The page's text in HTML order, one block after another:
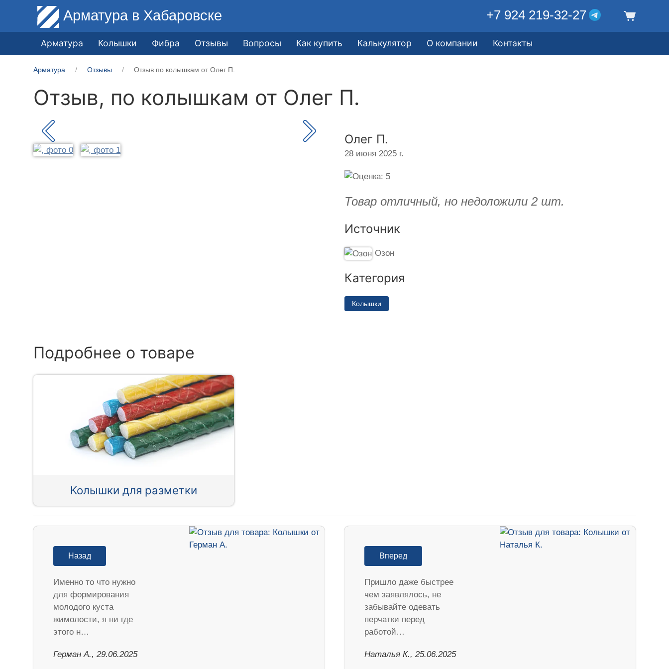
Арматура в Хабаровске +7 924 219-32-27
Арматура Колышки Фибра Отзывы Вопросы Как купить Калькулятор О компании Контакты
Арматура Отзывы Отзыв по колышкам от Олег П.
Отзыв, по колышкам от Олег П.
Олег П.
28 июня 2025 г.
Товар отличный, но недоложили 2 шт.
Источник
Озон
Категория
Колышки
Подробнее о товаре
Колышки для разметки
Назад
Именно то что нужно
для формирования
молодого куста
жимолости, я ни где
этого н…
Герман А., 29.06.2025
Вперед
Пришло даже быстрее
чем заявлялось, не
забывайте одевать
перчатки перед
работой…
Наталья К., 25.06.2025